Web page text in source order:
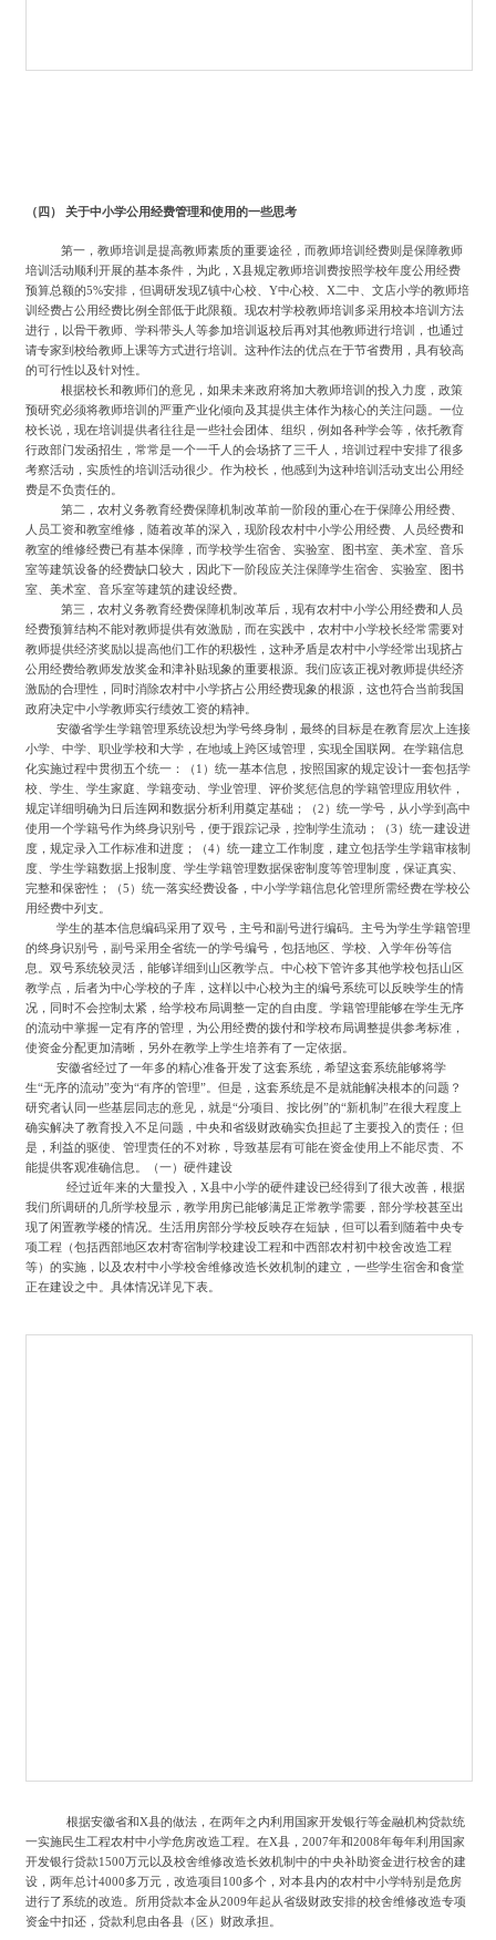
（四） 关于中小学公用经费管理和使用的一些思考
第一，教师培训是提高教师素质的重要途径，而教师培训经费则是保障教师
培训活动顺利开展的基本条件，为此， X县规定教师培训费按照学校年度公用经费
预算总额的5%安排，但调研发现Z镇中心校、Y中心校、X二中、文店小学的教师培
训经费占公用经费比例全部低于此限额。现农村学校教师培训多采用校本培训方法
进行，以骨干教师、学科带头人等参加培训返校后再对其他教师进行培训，也通过
请专家到校给教师上课等方式进行培训。这种作法的优点在于节省费用，具有较高
的可行性以及针对性。
根据校长和教师们的意见，如果未来政府将加大教师培训的投入力度，政策
预研究必须将教师培训的严重产业化倾向及其提供主体作为核心的关注问题。一位
校长说，现在培训提供者往往是一些社会团体、组织，例如各种学会等，依托教育
行政部门发函招生，常常是一个一千人的会场挤了三千人，培训过程中安排了很多
考察活动，实质性的培训活动很少。作为校长，他感到为这种培训活动支出公用经
费是不负责任的。
第二，农村义务教育经费保障机制改革前一阶段的重心在于保障公用经费、
人员工资和教室维修，随着改革的深入，现阶段农村中小学公用经费、人员经费和
教室的维修经费已有基本保障，而学校学生宿舍、实验室、图书室、美术室、音乐
室等建筑设备的经费缺口较大，因此下一阶段应关注保障学生宿舍、实验室、图书
室、美术室、音乐室等建筑的建设经费。
第三，农村义务教育经费保障机制改革后，现有农村中小学公用经费和人员
经费预算结构不能对教师提供有效激励，而在实践中，农村中小学校长经常需要对
教师提供经济奖励以提高他们工作的积极性，这种矛盾是农村中小学经常出现挤占
公用经费给教师发放奖金和津补贴现象的重要根源。我们应该正视对教师提供经济
激励的合理性，同时消除农村中小学挤占公用经费现象的根源，这也符合当前我国
政府决定中小学教师实行绩效工资的精神。
安徽省学生学籍管理系统设想为学号终身制，最终的目标是在教育层次上连接
小学、中学、职业学校和大学，在地域上跨区域管理，实现全国联网。在学籍信息
化实施过程中贯彻五个统一：（ 1）统一基本信息，按照国家的规定设计一套包括学
校、学生、学生家庭、学籍变动、学业管理、评价奖惩信息的学籍管理应用软件，
规定详细明确为日后连网和数据分析利用奠定基础；（2）统一学号，从小学到高中
使用一个学籍号作为终身识别号，便于跟踪记录，控制学生流动；（3）统一建设进
度，规定录入工作标准和进度；（4）统一建立工作制度，建立包括学生学籍审核制
度、学生学籍数据上报制度、学生学籍管理数据保密制度等管理制度，保证真实、
完整和保密性；（5）统一落实经费设备，中小学学籍信息化管理所需经费在学校公
用经费中列支。
学生的基本信息编码采用了双号，主号和副号进行编码。主号为学生学籍管理
的终身识别号，副号采用全省统一的学号编号，包括地区、学校、入学年份等信
息。双号系统较灵活，能够详细到山区教学点。中心校下管许多其他学校包括山区
教学点，后者为中心学校的子库，这样以中心校为主的编号系统可以反映学生的情
况，同时不会控制太紧，给学校布局调整一定的自由度。学籍管理能够在学生无序
的流动中掌握一定有序的管理，为公用经费的拨付和学校布局调整提供参考标准，
使资金分配更加清晰，另外在教学上学生培养有了一定依据。
安徽省经过了一年多的精心准备开发了这套系统，希望这套系统能够将学
生“无序的流动”变为“有序的管理”。但是，这套系统是不是就能解决根本的问题？
研究者认同一些基层同志的意见，就是“分项目、按比例”的“新机制”在很大程度上
确实解决了教育投入不足问题，中央和省级财政确实负担起了主要投入的责任；但
是，利益的驱使、管理责任的不对称，导致基层有可能在资金使用上不能尽责、不
能提供客观准确信息。
（一）硬件建设
经过近年来的大量投入， X县中小学的硬件建设已经得到了很大改善，根据
我们所调研的几所学校显示，教学用房已能够满足正常教学需要，部分学校甚至出
现了闲置教学楼的情况。生活用房部分学校反映存在短缺，但可以看到随着中央专
项工程（包括西部地区农村寄宿制学校建设工程和中西部农村初中校舍改造工程
等）的实施，以及农村中小学校舍维修改造长效机制的建立，一些学生宿舍和食堂
正在建设之中。具体情况详见下表。
根据安徽省和X县的做法，在两年之内利用国家开发银行等金融机构贷款统
一实施民生工程农村中小学危房改造工程。在X县，2007年和2008年每年利用国家
开发银行贷款1500万元以及校舍维修改造长效机制中的中央补助资金进行校舍的建
设，两年总计4000多万元，改造项目100多个，对本县内的农村中小学特别是危房
进行了系统的改造。所用贷款本金从2009年起从省级财政安排的校舍维修改造专项
资金中扣还，贷款利息由各县（区）财政承担。